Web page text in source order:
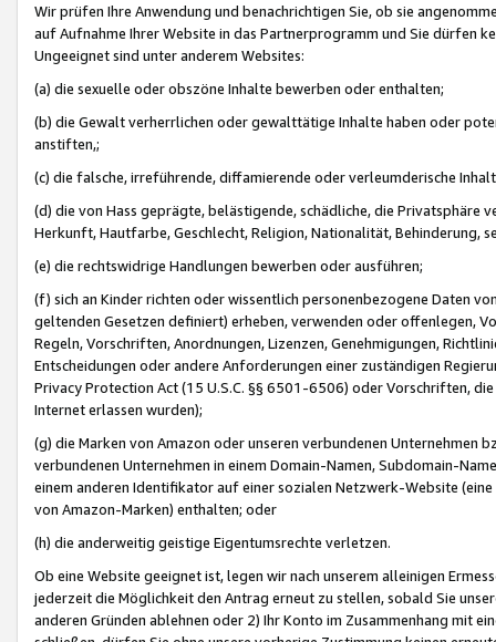
Wir prüfen Ihre Anwendung und benachrichtigen Sie, ob sie
auf Aufnahme Ihrer Website in das Partnerprogramm und Sie dürfen
Ungeeignet sind unter anderem Websites:
(a) die sexuelle oder obszöne Inhalte bewerben oder enthalten;
(b) die Gewalt verherrlichen oder gewalttätige Inhalte haben oder
anstiften,;
(c) die falsche, irreführende, diffamierende oder verleumderische
(d) die von Hass geprägte, belästigende, schädliche, die Privatsphäre
Herkunft, Hautfarbe, Geschlecht, Religion, Nationalität, Behinderung,
(e) die rechtswidrige Handlungen bewerben oder ausführen;
(f) sich an Kinder richten oder wissentlich personenbezogene Daten
geltenden Gesetzen definiert) erheben, verwenden oder offenlegen,
Regeln, Vorschriften, Anordnungen, Lizenzen, Genehmigungen,
Entscheidungen oder andere Anforderungen einer zuständigen
Privacy Protection Act (15 U.S.C. §§ 6501-6506) oder Vorschriften,
Internet erlassen wurden);
(g) die Marken von Amazon oder unseren verbundenen Unternehmen
verbundenen Unternehmen in einem Domain-Namen, Subdomain-
einem anderen Identifikator auf einer sozialen Netzwerk-Website
von Amazon-Marken) enthalten; oder
(h) die anderweitig geistige Eigentumsrechte verletzen.
Ob eine Website geeignet ist, legen wir nach unserem alleinigen
jederzeit die Möglichkeit den Antrag erneut zu stellen, sobald Sie
anderen Gründen ablehnen oder 2) Ihr Konto im Zusammenhang mit